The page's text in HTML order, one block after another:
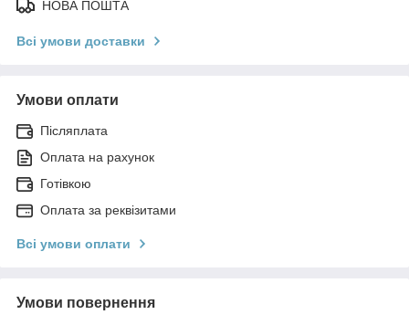
НОВА ПОШТА
Всі умови доставки
Умови оплати
Післяплата
Оплата на рахунок
Готівкою
Оплата за реквізитами
Всі умови оплати
Умови повернення